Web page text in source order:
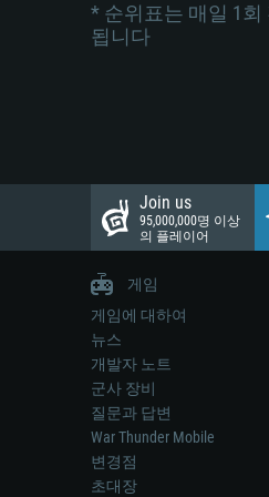
* 순위표는 매일 1회
됩니다
Join us
95,000,000명 이상
의 플레이어
게임
게임에 대하여
뉴스
개발자 노트
군사 장비
질문과 답변
War Thunder Mobile
변경점
초대장